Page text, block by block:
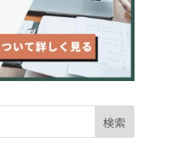
検索